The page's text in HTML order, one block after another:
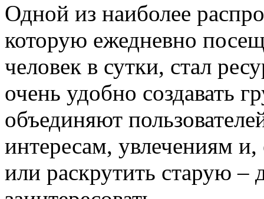
Одной из наиболее
которую ежедневно
человек в сутки, стал
очень удобно создавать
объединяют
интересам, увлечениям
или раскрутить старую –